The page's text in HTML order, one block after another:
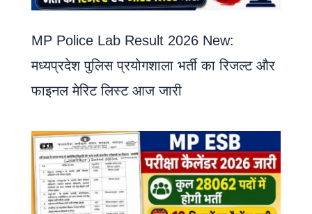
MP Police Lab Result 2026 New:
मध्यप्रदेश पुलिस प्रयोगशाला भर्ती का रिजल्ट और
फाइनल मेरिट लिस्ट आज जारी